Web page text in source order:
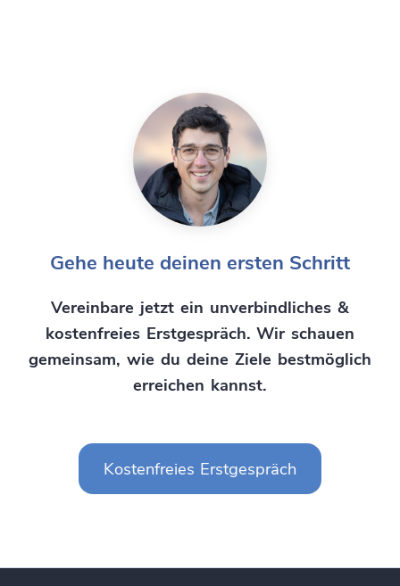
Gehe heute deinen ersten Schritt
Vereinbare jetzt ein unverbindliches &
kostenfreies Erstgespräch. Wir schauen
gemeinsam, wie du deine Ziele bestmöglich
erreichen kannst.
Kostenfreies Erstgespräch